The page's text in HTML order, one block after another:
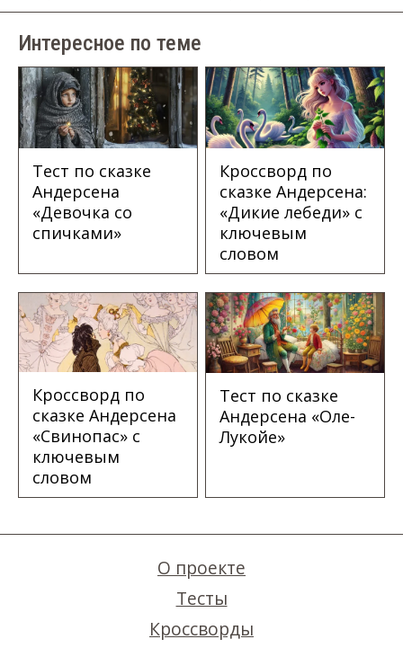
Интересное по теме
Тест по сказке
Андерсена
«Девочка со
спичками»
Кроссворд по
сказке Андерсена:
«Дикие лебеди» с
ключевым
словом
Кроссворд по
сказке Андерсена
«Свинопас» с
ключевым
словом
Тест по сказке
Андерсена «Оле-
Лукойе»
О проекте
Тесты
Кроссворды